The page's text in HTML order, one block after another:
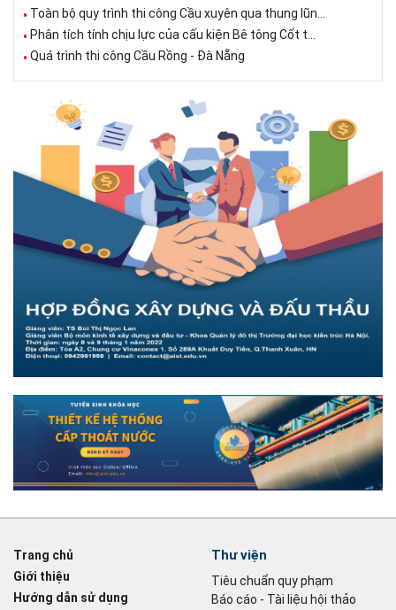
Toàn bộ quy trình thi công Cầu xuyên qua thung lũn...
Phân tích tính chịu lực của cấu kiện Bê tông Cốt t...
Quá trình thi công Cầu Rồng - Đà Nẵng
Trang chủ
Giới thiệu
Hướng dẫn sử dụng
Thư viện
Tiêu chuẩn quy phạm
Báo cáo - Tài liệu hội thảo